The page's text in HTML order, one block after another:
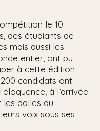
le 10
des étudiants de
mais aussi les
entier, ont pu
à cette édition
candidats ont
à l’arrivée
les dalles du
voix sous ses